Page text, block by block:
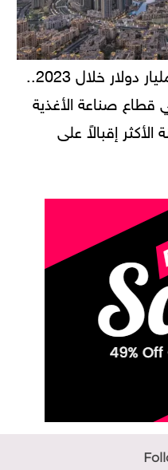
حجم استثمارات يصل لـ 94 مليار دولار خلال 2023..
صناعة الأغذية
إقبالاً على